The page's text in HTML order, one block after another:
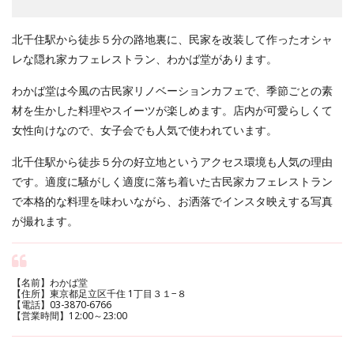
北千住駅から徒歩５分の路地裏に、民家を改装して作ったオシャ
レな隠れ家カフェレストラン、わかば堂があります。
わかば堂は今風の古民家リノベーションカフェで、季節ごとの素
材を生かした料理やスイーツが楽しめます。店内が可愛らしくて
女性向けなので、女子会でも人気で使われています。
北千住駅から徒歩５分の好立地というアクセス環境も人気の理由
です。適度に騒がしく適度に落ち着いた古民家カフェレストラン
で本格的な料理を味わいながら、お洒落でインスタ映えする写真
が撮れます。
【名前】わかば堂
【住所】東京都足立区千住 1丁目３１−８
【電話】03-3870-6766
【営業時間】12:00～23:00